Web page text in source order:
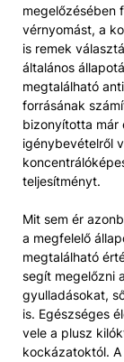
megelőzésében
vérnyomást, a
is remek
általános
megtalálható
forrásának
bizonyította már
igénybevételről
teljesítményt.
Mit sem ér
a megfelelő
megtalálható
segít megelőzni
gyulladásokat,
is. Egészséges
vele a plusz
kockázatoktól.